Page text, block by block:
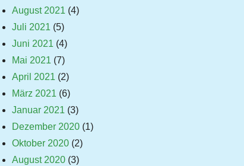
August 2021 (4)
Juli 2021 (5)
Juni 2021 (4)
Mai 2021 (7)
April 2021 (2)
März 2021 (6)
Januar 2021 (3)
Dezember 2020(1)
Oktober 2020(2)
August 2020(3)